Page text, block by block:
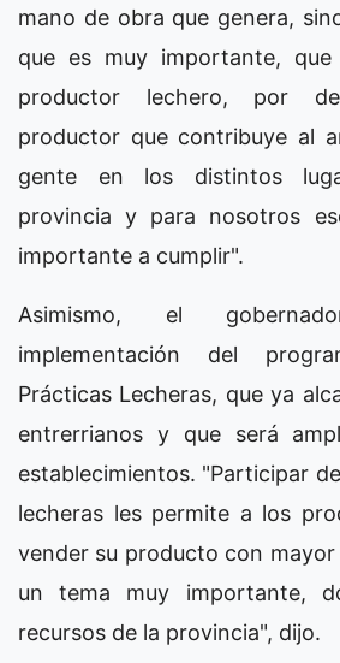
mano de obra que genera,
que es muy importante,
productor lechero, por
productor que contribuye al
gente en los distintos
provincia y para nosotros
importante a cumplir".
Asimismo, el
implementación del
Prácticas Lecheras, que ya
entrerrianos y que será
establecimientos. "Participar
lecheras les permite a los
vender su producto con mayor
un tema muy importante,
recursos de la provincia", dijo.